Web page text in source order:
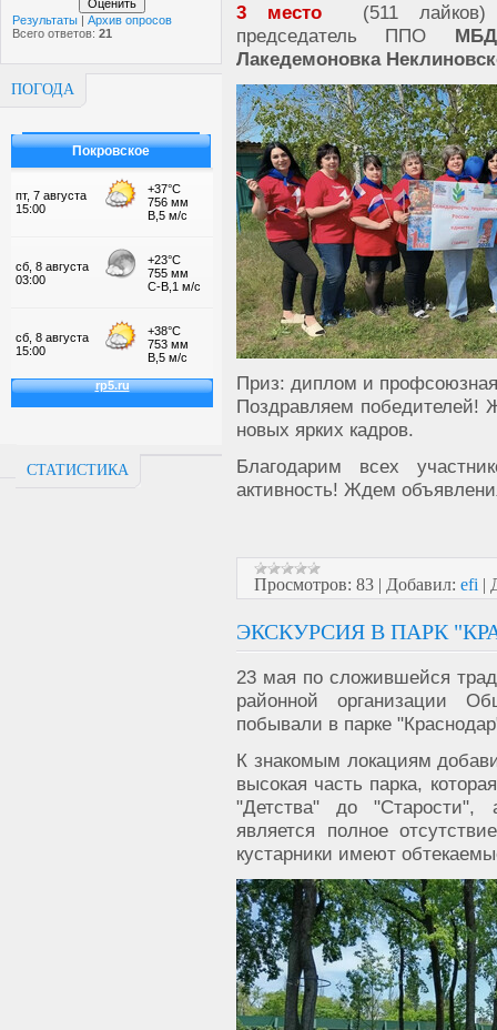
Результаты | Архив опросов
Всего ответов: 21
ПОГОДА
Покровское
СТАТИСТИКА
3 место
(511
председатель ППО
Лакедемоновка
Приз: диплом и
Поздравляем победителей!
новых ярких кадров.
Благодарим всех
активность! Ждем
Просмотров: 83 | Добавил: efi |
ЭКСКУРСИЯ В ПАРК
23 мая по сложившейся
районной организации
побывали в парке
К знакомым локациям
высокая часть парка,
"Детства" до "Старости",
является полное
кустарники имеют